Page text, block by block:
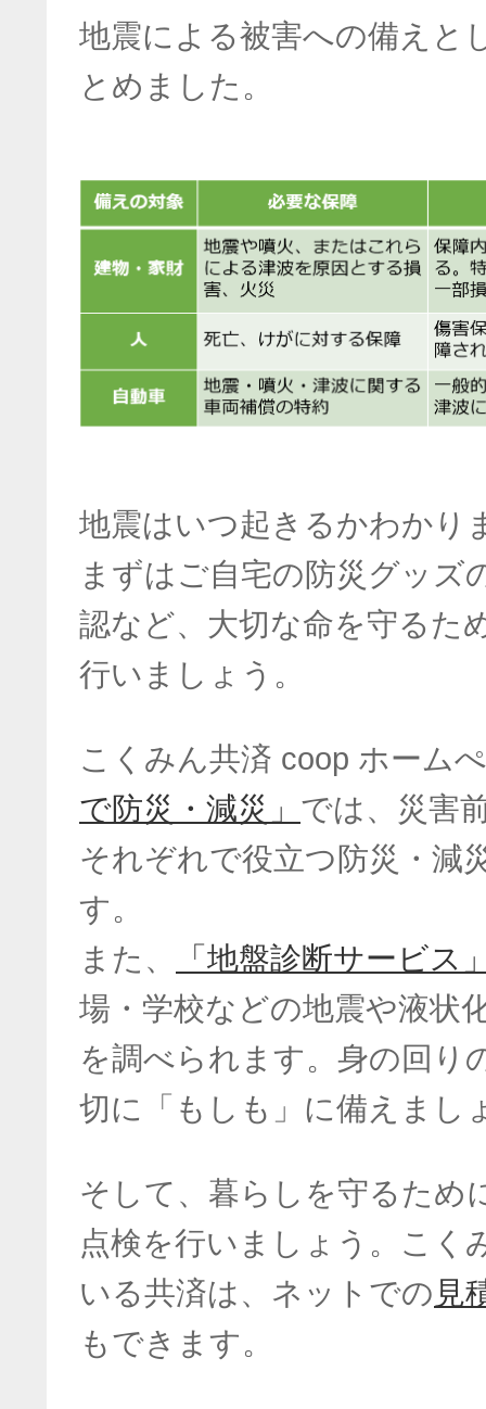
地震による被害への備えと
とめました。
地震はいつ起きるかわかり
まずはご自宅の防災グッズ
認など、大切な命を守るた
行いましょう。
こくみん共済 coop ホーム
で防災・減災」 では、災害
それぞれで役立つ防災・減
す。
また、
「地盤診断サービス
場・学校などの地震や液状
を調べられます。身の回り
切に「もしも」に備えまし
そして、暮らしを守るため
点検を行いましょう。こく
いる共済は、ネットでの 見
もできます。